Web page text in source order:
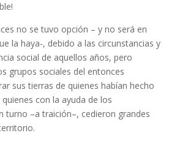
no se tuvo opción – y no será en
la haya-, debido a las circunstancias y
social de aquellos años, pero
grupos sociales del entonces
sus tierras de quienes habían hecho
con la ayuda de los
turno –a traición–, cedieron grandes